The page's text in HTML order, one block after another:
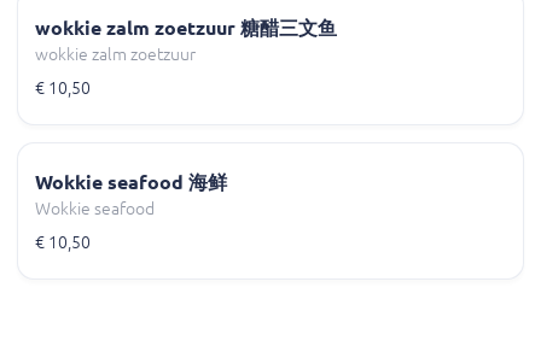
wokkie zalm zoetzuur 糖醋三文鱼
wokkie zalm zoetzuur
€ 10,50
Wokkie seafood 海鲜
Wokkie seafood
€ 10,50